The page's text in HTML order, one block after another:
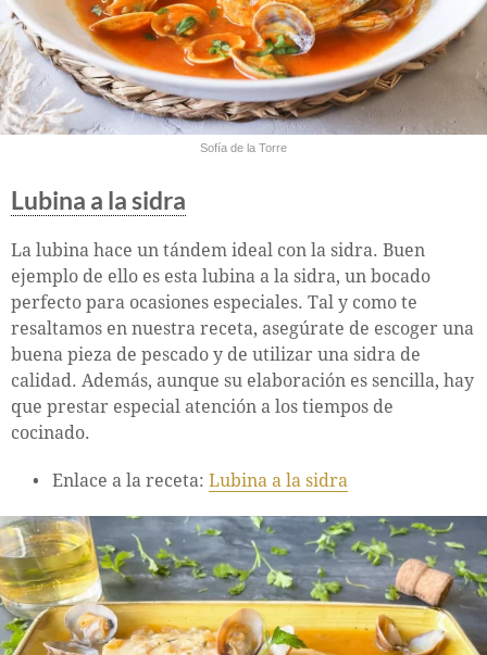
Sofía de la Torre
Lubina a la sidra
La lubina hace un tándem ideal con la sidra. Buen
ejemplo de ello es esta lubina a la sidra, un bocado
perfecto para ocasiones especiales. Tal y como te
resaltamos en nuestra receta, asegúrate de escoger una
buena pieza de pescado y de utilizar una sidra de
calidad. Además, aunque su elaboración es sencilla, hay
que prestar especial atención a los tiempos de
cocinado.
Enlace a la receta: Lubina a la sidra